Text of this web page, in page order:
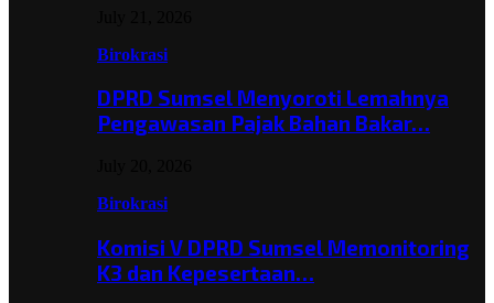
Birokrasi
DPRD Sumsel Menyoroti Lemahnya
Pengawasan Pajak Bahan Bakar…
Birokrasi
Komisi V DPRD Sumsel Memonitoring
K3 dan Kepesertaan…